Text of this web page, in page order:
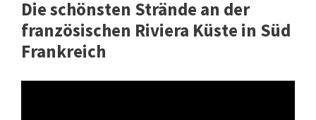
Die schönsten Strände an der
französischen Riviera Küste in Süd
Frankreich